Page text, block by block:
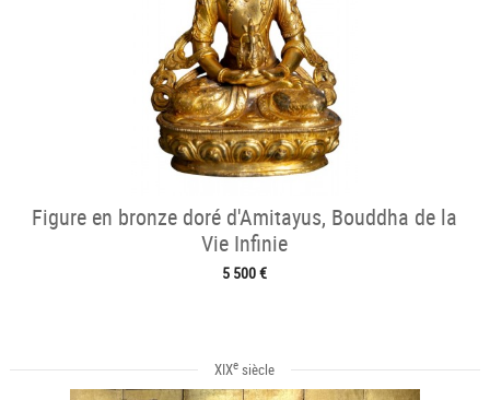
Figure en bronze doré d'Amitayus, Bouddha de la
Vie Infinie
5 500 €
XIXe siècle